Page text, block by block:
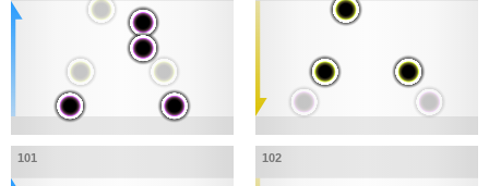
101 102